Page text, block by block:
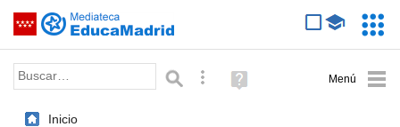
Saltar navegación
Palabra o frase: Búsqueda avanzada
Ayuda
(en
Inicio